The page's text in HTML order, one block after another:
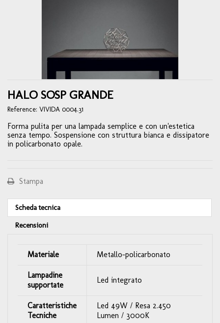
HALO SOSP GRANDE
Reference: VIVIDA 0004.31
Forma pulita per una lampada semplice e con un'estetica
senza tempo. Sospensione con struttura bianca e dissipatore
in policarbonato opale.
Stampa
Scheda tecnica
Recensioni
Materiale Metallo-policarbonato
Lampadine
supportate
Led integrato
Caratteristiche
Tecniche
Led 49W / Resa 2.450
Lumen / 3000K